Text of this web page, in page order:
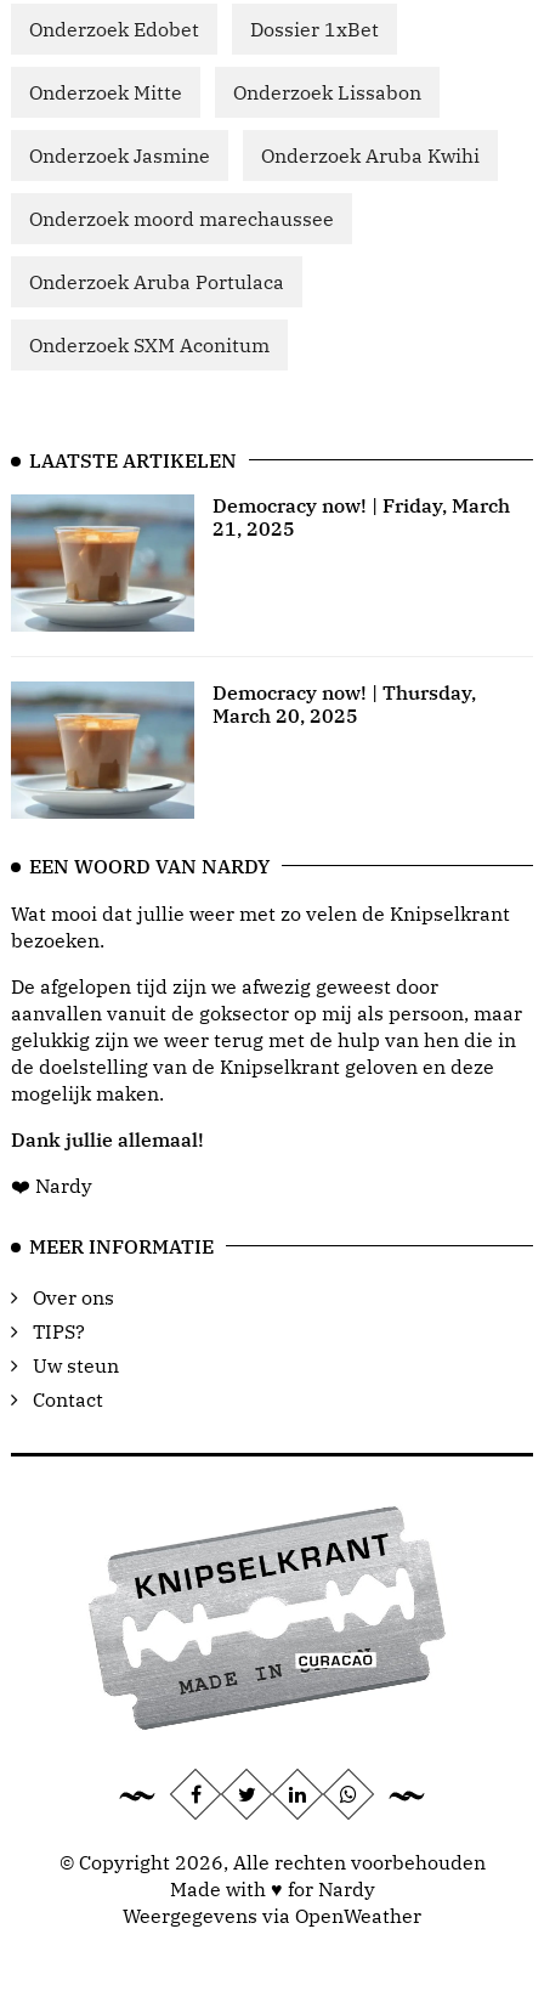
Onderzoek Edobet Dossier 1xBet
Onderzoek Mitte Onderzoek Lissabon
Onderzoek Jasmine Onderzoek Aruba Kwihi
Onderzoek moord marechaussee
Onderzoek Aruba Portulaca
Onderzoek SXM Aconitum
LAATSTE ARTIKELEN
Democracy now! | Friday, March
21, 2025
Democracy now! | Thursday,
March 20, 2025
EEN WOORD VAN NARDY
Wat mooi dat jullie weer met zo velen de Knipselkrant
bezoeken.
De afgelopen tijd zijn we afwezig geweest door
aanvallen vanuit de goksector op mij als persoon, maar
gelukkig zijn we weer terug met de hulp van hen die in
de doelstelling van de Knipselkrant geloven en deze
mogelijk maken.
Dank jullie allemaal!
❤️ Nardy
MEER INFORMATIE
Over ons
TIPS?
Uw steun
Contact
© Copyright 2026, Alle rechten voorbehouden
Made with ♥ for Nardy
Weergegevens via OpenWeather